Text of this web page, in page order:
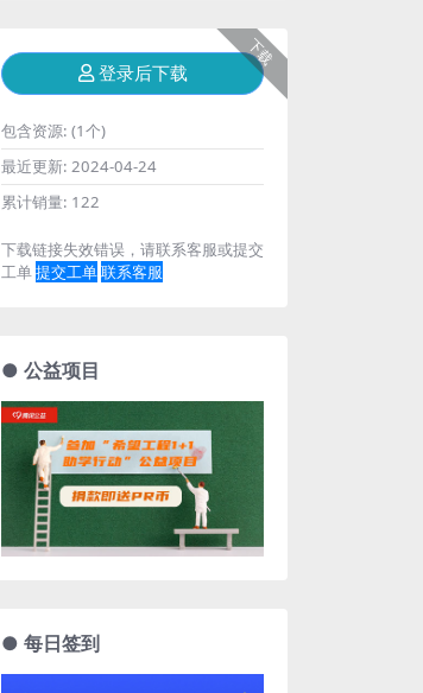
下载
登录后下载
包含资源: (1个)
最近更新: 2024-04-24
累计销量: 122
下载链接失效错误，请联系客服或提交
工单提交工单联系客服
● 公益项目
● 每日签到